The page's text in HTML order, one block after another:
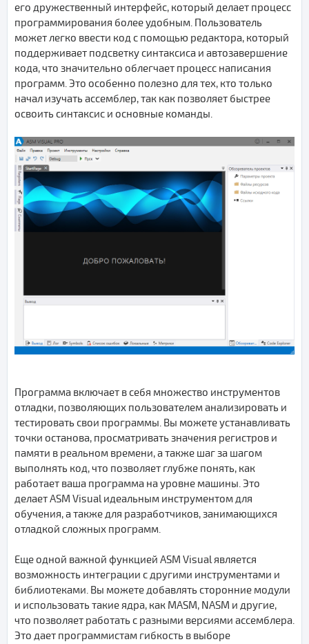
его дружественный интерфейс, который делает процесс
программирования более удобным. Пользователь
может легко ввести код с помощью редактора, который
поддерживает подсветку синтаксиса и автозавершение
кода, что значительно облегчает процесс написания
программ. Это особенно полезно для тех, кто только
начал изучать ассемблер, так как позволяет быстрее
освоить синтаксис и основные команды.
Программа включает в себя множество инструментов
отладки, позволяющих пользователем анализировать и
тестировать свои программы. Вы можете устанавливать
точки останова, просматривать значения регистров и
памяти в реальном времени, а также шаг за шагом
выполнять код, что позволяет глубже понять, как
работает ваша программа на уровне машины. Это
делает ASM Visual идеальным инструментом для
обучения, а также для разработчиков, занимающихся
отладкой сложных программ.
Еще одной важной функцией ASM Visual является
возможность интеграции с другими инструментами и
библиотеками. Вы можете добавлять сторонние модули
и использовать такие ядра, как MASM, NASM и другие,
что позволяет работать с разными версиями ассемблера.
Это дает программистам гибкость в выборе